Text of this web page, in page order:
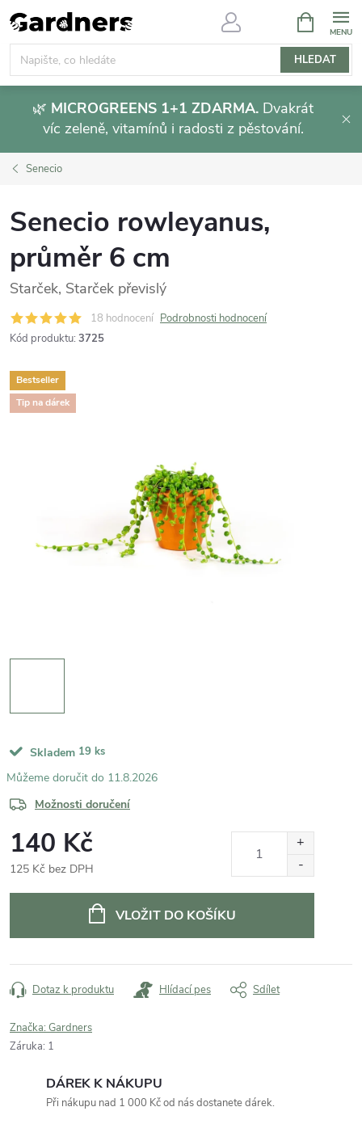
Přejít
na
obsah
HLEDAT
NÁKUPNÍ
KOŠÍK
🌿 MICROGREENS 1+1 ZDARMA. Dvakrát
víc zeleně, vitamínů i radosti z pěstování.
Senecio
Senecio rowleyanus,
průměr 6 cm
Starček, Starček převislý
18 hodnocení Podrobnosti hodnocení
Kód produktu: 3725
Bestseller
Tip na dárek
Skladem 19 ks
11.8.2026
Možnosti doručení
140 Kč
125 Kč bez DPH
VLOŽIT DO KOŠÍKU
Dotaz k produktu Hlídací pes Sdílet
Značka: Gardners
Záruka: 1
DÁREK K NÁKUPU
Při nákupu nad 1 000 Kč od nás dostanete dárek.